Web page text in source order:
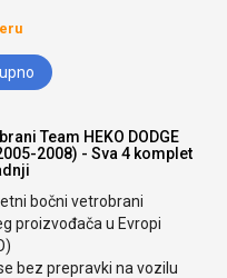
Team HEKO DODGE
2008) - Sva 4 komplet
bočni vetrobrani
proizvođača u Evropi
bez prepravki na vozilu